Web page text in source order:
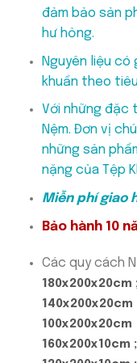
đảm bảo sản
hư hỏng.
Nguyên liệu
khuẩn theo tiêu
Với những đặc
Nệm. Đơn vị
những sản
nặng của Tệp
Miễn phí giao
Bảo hành 10
Các quy cách
180x200x20cm
140x200x20cm
100x200x20cm
160x200x10cm